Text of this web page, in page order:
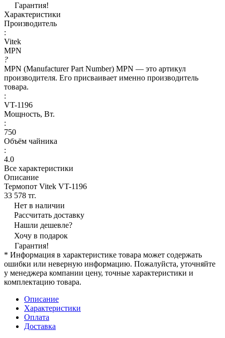
Гарантия!
Характеристики
Производитель
:
Vitek
MPN
?
MPN (Manufacturer Part Number) MPN — это артикул
производителя. Его присваивает именно производитель
товара.
:
VT-1196
Мощность, Вт.
:
750
Объём чайника
:
4.0
Все характеристики
Описание
Термопот Vitek VT-1196
33 578 тг.
Нет в наличии
Рассчитать доставку
Нашли дешевле?
Хочу в подарок
Гарантия!
* Информация в характеристике товара может содержать
ошибки или неверную информацию. Пожалуйста, уточняйте
у менеджера компании цену, точные характеристики и
комплектацию товара.
Описание
Характеристики
Оплата
Доставка